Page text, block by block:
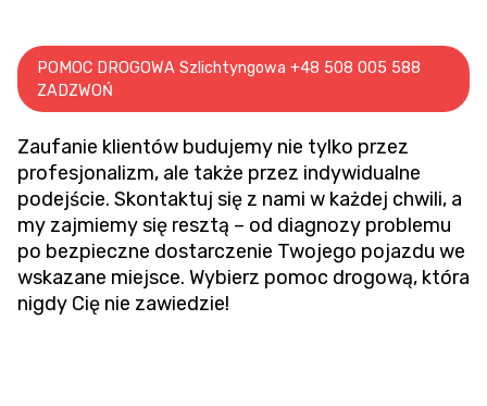
POMOC DROGOWA Szlichtyngowa +48 508 005 588
ZADZWOŃ
Zaufanie klientów budujemy nie tylko przez
profesjonalizm, ale także przez indywidualne
podejście. Skontaktuj się z nami w każdej chwili, a
my zajmiemy się resztą – od diagnozy problemu
po bezpieczne dostarczenie Twojego pojazdu we
wskazane miejsce. Wybierz pomoc drogową, która
nigdy Cię nie zawiedzie!